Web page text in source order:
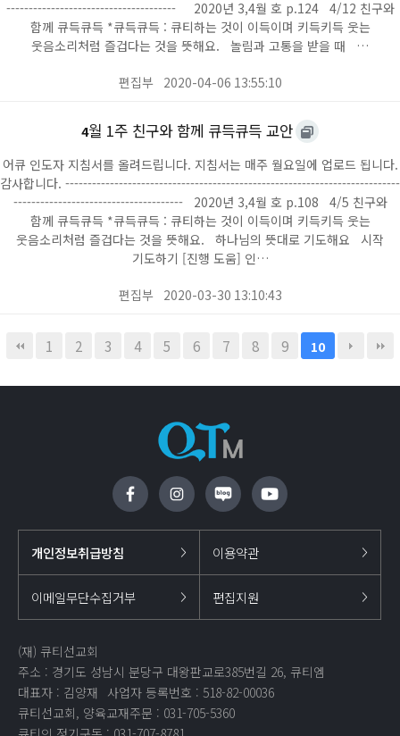
-------------------------------------- 2020년 3,4월 호 p.124 4/12 친구와
함께 큐득큐득 *큐득큐득 : 큐티하는 것이 이득이며 키득키득 웃는
웃음소리처럼 즐겁다는 것을 뜻해요. 놀림과 고통을 받을 때 …
편집부 2020-04-06 13:55:10
4월 1주 친구와 함께 큐득큐득 교안
어큐 인도자 지침서를 올려드립니다. 지침서는 매주 월요일에 업로드 됩니다.
감사합니다. ---------------------------------------------------------------------------
-------------------------------------- 2020년 3,4월 호 p.108 4/5 친구와
함께 큐득큐득 *큐득큐득 : 큐티하는 것이 이득이며 키득키득 웃는
웃음소리처럼 즐겁다는 것을 뜻해요. 하나님의 뜻대로 기도해요 시작
기도하기 [진행 도움] 인…
편집부 2020-03-30 13:10:43
1 2 3 4 5 6 7 8 9 10
개인정보취급방침 이용약관
이메일무단수집거부 편집지원
(재) 큐티선교회
주소 : 경기도 성남시 분당구 대왕판교로385번길 26, 큐티엠
대표자 : 김양재 사업자 등록번호 : 518-82-00036
큐티선교회, 양육교재주문 : 031-705-5360